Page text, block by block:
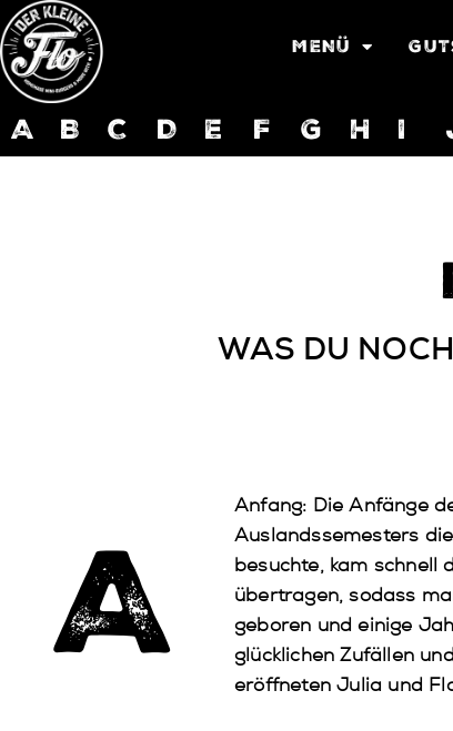
MENÜ
A B C D E F G H I
WAS DU
A
Anfang: Die Anfänge
Auslandssemesters
besuchte, kam schnell
übertragen, sodass
geboren und einige
glücklichen Zufällen
eröffneten Julia und